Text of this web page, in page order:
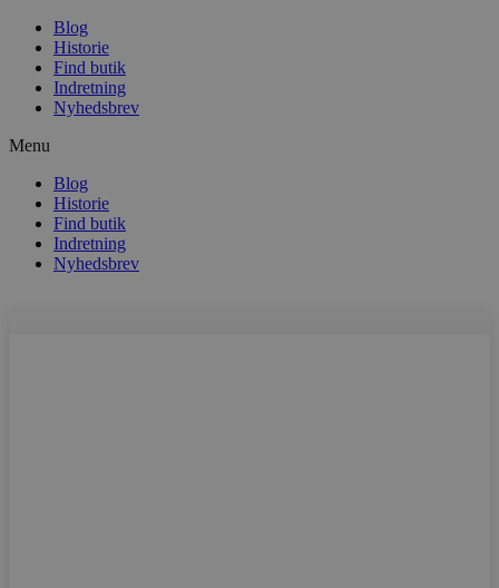
Blog
Historie
Find butik
Indretning
Nyhedsbrev
Menu
Blog
Historie
Find butik
Indretning
Nyhedsbrev